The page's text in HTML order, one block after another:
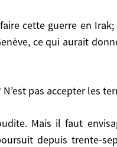
ce qui aurait
pas accepter les
depuis trente-
pas accepter les
terroristes,
Si une Europe